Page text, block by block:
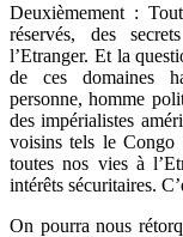
Deuxièmement :
réservés, des
l’Etranger. Et la
de ces domaines
personne, homme
des impérialistes
voisins tels le Congo
toutes nos vies à
intérêts sécuritaires.
On pourra nous